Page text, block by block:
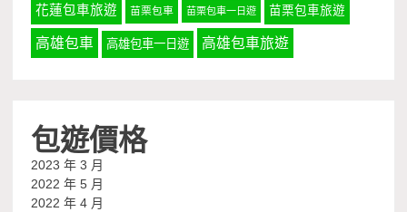
花蓮包車旅遊 苗栗包車 苗栗包車一日遊 苗栗包車旅遊
高雄包車 高雄包車一日遊 高雄包車旅遊
包遊價格
2023 年 3 月
2022 年 5 月
2022 年 4 月